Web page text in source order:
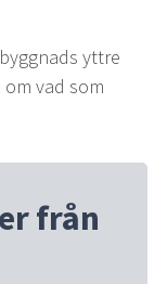
yttre
vad som
från